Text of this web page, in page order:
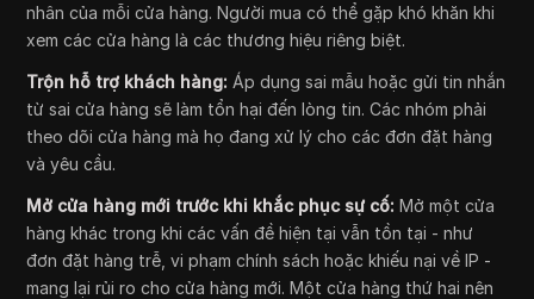
nhân của mỗi cửa hàng. Người mua có thể gặp khó khăn khi
xem các cửa hàng là các thương hiệu riêng biệt.
Trộn hỗ trợ khách hàng: Áp dụng sai mẫu hoặc gửi tin nhắn
từ sai cửa hàng sẽ làm tổn hại đến lòng tin. Các nhóm phải
theo dõi cửa hàng mà họ đang xử lý cho các đơn đặt hàng
và yêu cầu.
Mở cửa hàng mới trước khi khắc phục sự cố: Mở một cửa
hàng khác trong khi các vấn đề hiện tại vẫn tồn tại - như
đơn đặt hàng trễ, vi phạm chính sách hoặc khiếu nại về IP -
mang lại rủi ro cho cửa hàng mới. Một cửa hàng thứ hai nên